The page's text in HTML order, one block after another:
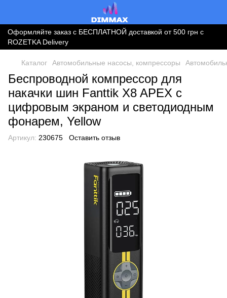
Оформляйте заказ с БЕСПЛАТНОЙ доставкой от 500 грн с
ROZETKA Delivery
Каталог Автомобильные насосы, компрессоры
Беспроводной компрессор для
накачки шин Fanttik X8 APEX с
цифровым экраном и светодиодным
фонарем, Yellow
Артикул: 230675 Оставить отзыв